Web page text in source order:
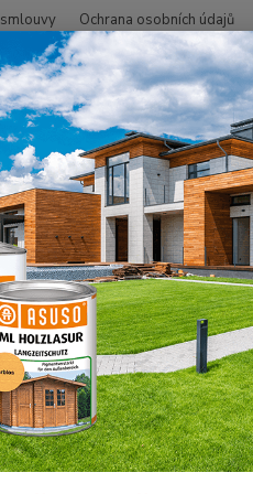
Ochrana osobních údajů
Hledat
oleje Na dřevo uvnitř
mořidlo,